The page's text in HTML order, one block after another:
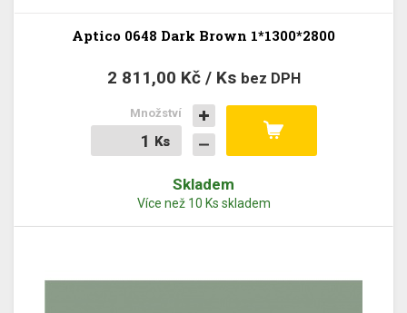
Aptico 0648 Dark Brown 1*1300*2800
2 811,00 Kč / Ks bez DPH
Ks
Ks
Množství
Skladem
Více než 10 Ks skladem